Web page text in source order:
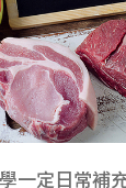
一定日常補